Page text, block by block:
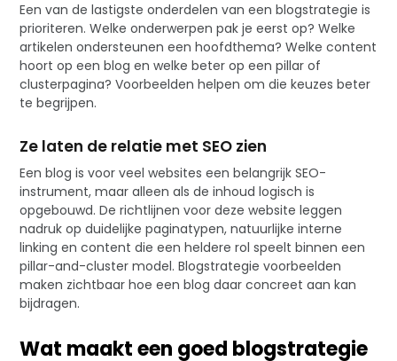
Een van de lastigste onderdelen van een blogstrategie is
prioriteren. Welke onderwerpen pak je eerst op? Welke
artikelen ondersteunen een hoofdthema? Welke content
hoort op een blog en welke beter op een pillar of
clusterpagina? Voorbeelden helpen om die keuzes beter
te begrijpen.
Ze laten de relatie met SEO zien
Een blog is voor veel websites een belangrijk SEO-
instrument, maar alleen als de inhoud logisch is
opgebouwd. De richtlijnen voor deze website leggen
nadruk op duidelijke paginatypen, natuurlijke interne
linking en content die een heldere rol speelt binnen een
pillar-and-cluster model. Blogstrategie voorbeelden
maken zichtbaar hoe een blog daar concreet aan kan
bijdragen.
Wat maakt een goed blogstrategie